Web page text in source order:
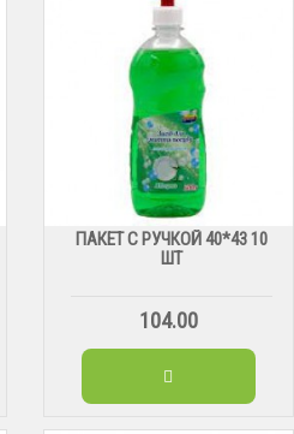
ПАКЕТ С РУЧКОЙ 40*43 10
ШТ
104.00